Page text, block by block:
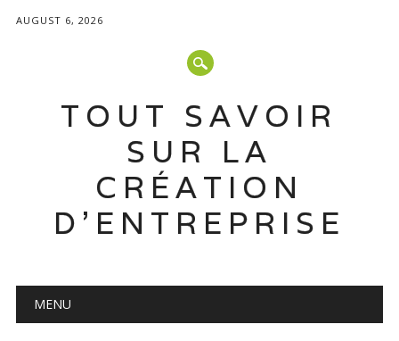
AUGUST 6, 2026
TOUT SAVOIR
SUR LA
CRÉATION
D'ENTREPRISE
Main menu
MENU